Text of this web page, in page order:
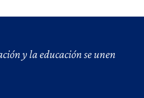
y la educación se unen